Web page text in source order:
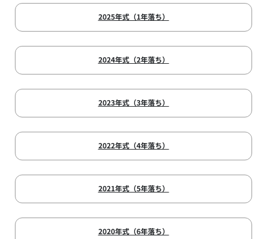
2025年式（1年落ち）
2024年式（2年落ち）
2023年式（3年落ち）
2022年式（4年落ち）
2021年式（5年落ち）
2020年式（6年落ち）